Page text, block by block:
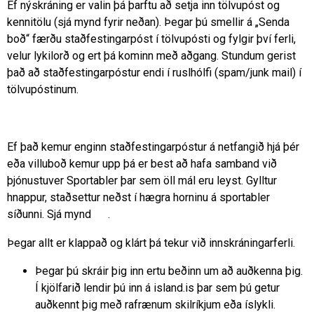
Ef nýskráning er valin þá þarftu að setja inn tölvupóst og
kennitölu (sjá mynd fyrir neðan). Þegar þú smellir á „Senda
boð“ færðu staðfestingarpóst í tölvupósti og fylgir því ferli,
velur lykilorð og ert þá kominn með aðgang. Stundum gerist
það að staðfestingarpóstur endi í ruslhólfi (spam/junk mail) í
tölvupóstinum.
Ef það kemur enginn staðfestingarpóstur á netfangið hjá þér
eða villuboð kemur upp þá er best að hafa samband við
þjónustuver Sportabler þar sem öll mál eru leyst. Gylltur
hnappur, staðsettur neðst í hægra horninu á sportabler
síðunni. Sjá mynd
.
Þegar allt er klappað og klárt þá tekur við innskráningarferli.
Þegar þú skráir þig inn ertu beðinn um að auðkenna þig.
Í kjölfarið lendir þú inn á island.is þar sem þú getur
auðkennt þig með rafrænum skilríkjum eða íslykli.